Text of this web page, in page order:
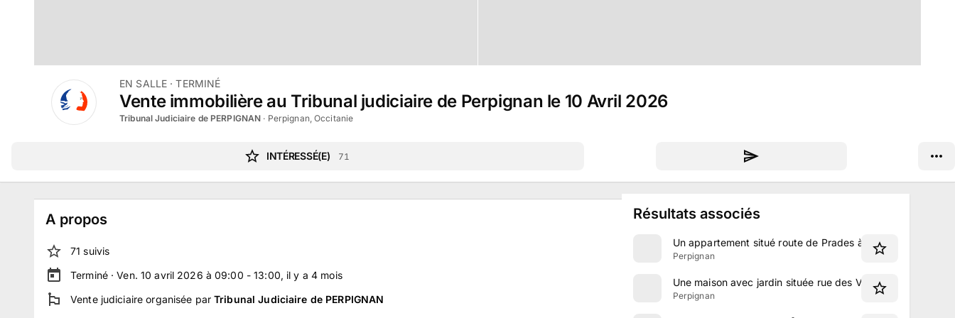
EN SALLE · TERMINÉ
Vente immobilière au Tribunal judiciaire de Perpignan le 10 Avril 2026
Tribunal Judiciaire de PERPIGNAN · Perpignan, Occitanie
INTÉRESSÉ(E) 71
A propos
71 suivis
Terminé ·Ven. 10 avril 2026 à 09:00 - 13:00, il y a 4 mois
Vente judiciaire organisée parTribunal Judiciaire de PERPIGNAN
Résultats associés
Un appartement situé route de Prades à Perpignan
Perpignan
Une maison avec jardin située rue des Villas à Perpignan
Perpignan